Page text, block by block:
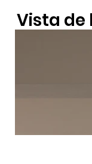
Vista de